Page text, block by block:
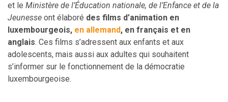
et le Ministère de l’Éducation nationale, de l’Enfance et de la
Jeunesse ont élaboré des films d’animation en
luxembourgeois, en allemand, en français et en
anglais. Ces films s’adressent aux enfants et aux
adolescents, mais aussi aux adultes qui souhaitent
s’informer sur le fonctionnement de la démocratie
luxembourgeoise.